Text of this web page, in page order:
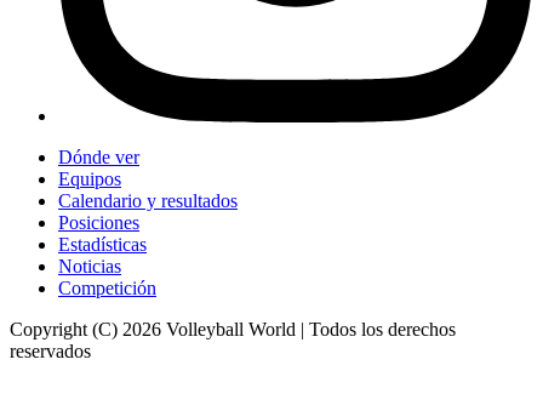
Dónde ver
Equipos
Calendario y resultados
Posiciones
Estadísticas
Noticias
Competición
Copyright (C) 2026 Volleyball World | Todos los derechos
reservados